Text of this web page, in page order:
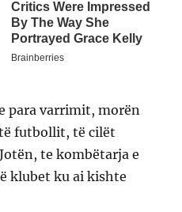
para varrimit, morën
futbollit, të cilët
te kombëtarja e
klubet ku ai kishte